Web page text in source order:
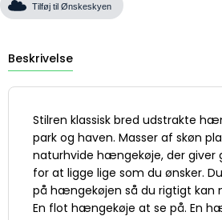
Tilføj til Ønskeskyen
Beskrivelse
Stilren klassisk bred udstrakte
park og haven. Masser af skøn
naturhvide hængekøje, der giver
for at ligge lige som du ønsker.
på hængekøjen så du rigtigt kan
En flot hængekøje at se på. En